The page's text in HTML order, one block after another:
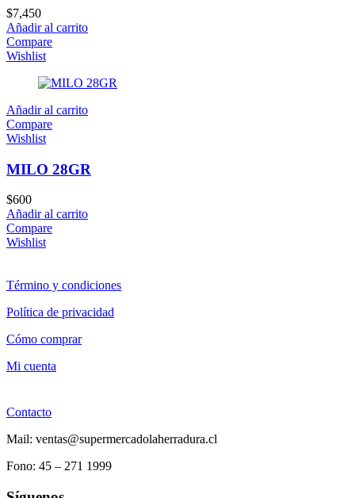
$7,450
Añadir al carrito
Compare
Wishlist
Añadir al carrito
Compare
Wishlist
MILO 28GR
$600
Añadir al carrito
Compare
Wishlist
Término y condiciones
Política de privacidad
Cómo comprar
Mi cuenta
Contacto
Mail: ventas@supermercadolaherradura.cl
Fono: 45 – 271 1999